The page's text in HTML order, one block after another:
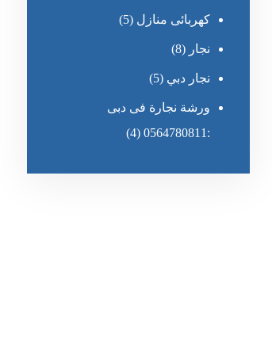
كهربائى منازل (5)
نجار (8)
نجار دبي (5)
ورشة نجارة فى دبى
:0564780811
(4)